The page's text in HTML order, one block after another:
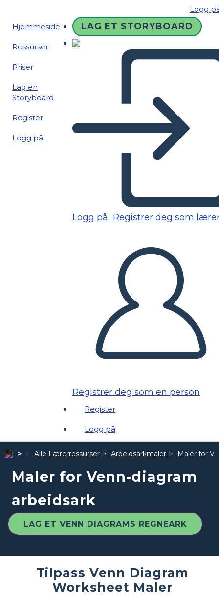
Logg
Hjemmeside
Ressurser
Priser
Lag en
Storyboard
Register
Logg på
LAG ET STORYBOARD
Logg på Registrer deg som
Registrer deg som en person
Register
Logg på
Alle Lærerressurser Arbeidsarkmaler Maler for
Maler for Venn-diagram
arbeidsark
LAG ET VENN DIAGRAMS REGNEARK
Tilpass Venn Diagram
Worksheet Maler